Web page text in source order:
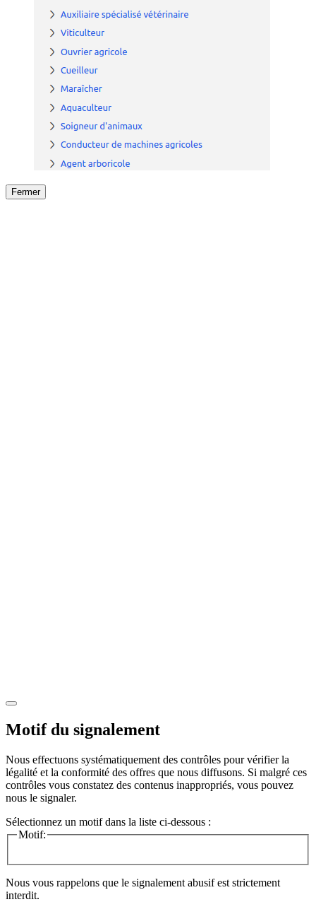
Fermer
Motif du signalement
Nous effectuons systématiquement des contrôles pour vérifier la
légalité et la conformité des offres que nous diffusons. Si malgré ces
contrôles vous constatez des contenus inappropriés, vous pouvez
nous le signaler.
Sélectionnez un motif dans la liste ci-dessous :
Motif:
Nous vous rappelons que le signalement abusif est strictement
interdit.